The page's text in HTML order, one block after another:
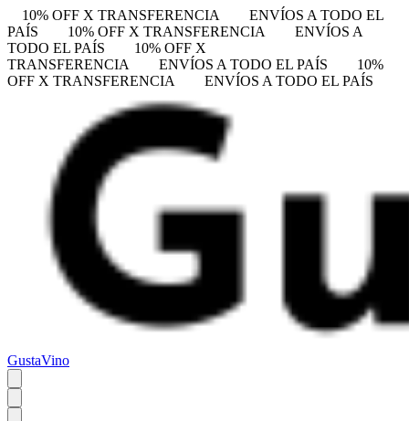
10% OFF X TRANSFERENCIA
ENVÍOS A TODO EL
PAÍS
10% OFF X TRANSFERENCIA
ENVÍOS A
TODO EL PAÍS
10% OFF X
TRANSFERENCIA
ENVÍOS A TODO EL PAÍS
10%
OFF X TRANSFERENCIA
ENVÍOS A TODO EL PAÍS
GustaVino